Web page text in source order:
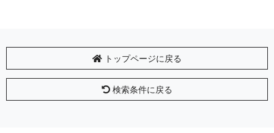
トップページに戻る
検索条件に戻る